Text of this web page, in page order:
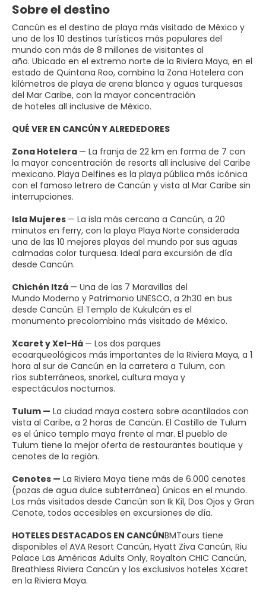
Sobre el destino
Cancún es el destino de playa más visitado de México y
uno de los 10 destinos turísticos más populares del
mundo con más de 8 millones de visitantes al
año. Ubicado en el extremo norte de la Riviera Maya, en el
estado de Quintana Roo, combina la Zona Hotelera con
kilómetros de playa de arena blanca y aguas turquesas
del Mar Caribe, con la mayor concentración
de hoteles all inclusive de México.
QUÉ VER EN CANCÚN Y ALREDEDORES
Zona Hotelera — La franja de 22 km en forma de 7 con
la mayor concentración de resorts all inclusive del Caribe
mexicano. Playa Delfines es la playa pública más icónica
con el famoso letrero de Cancún y vista al Mar Caribe sin
interrupciones.
Isla Mujeres — La isla más cercana a Cancún, a 20
minutos en ferry, con la playa Playa Norte considerada
una de las 10 mejores playas del mundo por sus aguas
calmadas color turquesa. Ideal para excursión de día
desde Cancún.
Chichén Itzá — Una de las 7 Maravillas del
Mundo Moderno y Patrimonio UNESCO, a 2h30 en bus
desde Cancún. El Templo de Kukulcán es el
monumento precolombino más visitado de México.
Xcaret y Xel-Há — Los dos parques
ecoarqueológicos más importantes de la Riviera Maya, a 1
hora al sur de Cancún en la carretera a Tulum, con
ríos subterráneos, snorkel, cultura maya y
espectáculos nocturnos.
Tulum — La ciudad maya costera sobre acantilados con
vista al Caribe, a 2 horas de Cancún. El Castillo de Tulum
es el único templo maya frente al mar. El pueblo de
Tulum tiene la mejor oferta de restaurantes boutique y
cenotes de la región.
Cenotes — La Riviera Maya tiene más de 6.000 cenotes
(pozas de agua dulce subterránea) únicos en el mundo.
Los más visitados desde Cancún son Ik Kil, Dos Ojos y Gran
Cenote, todos accesibles en excursiones de día.
HOTELES DESTACADOS EN CANCÚNBMTours tiene
disponibles el AVA Resort Cancún, Hyatt Ziva Cancún, Riu
Palace Las Américas Adults Only, Royalton CHIC Cancún,
Breathless Riviera Cancún y los exclusivos hoteles Xcaret
en la Riviera Maya.